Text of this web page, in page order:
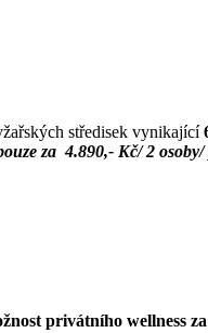
středisek vynikající
za 4.890,- Kč/ 2
privátního wellness